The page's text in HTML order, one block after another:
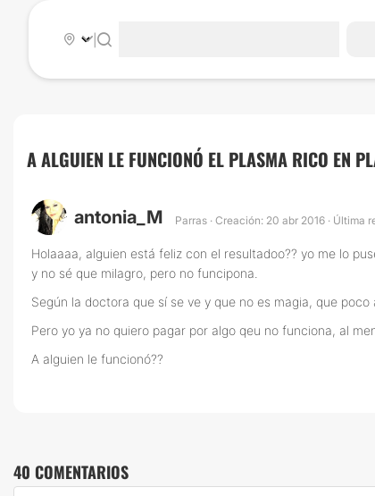
|
A ALGUIEN LE FUNCIONÓ EL PLASMA RICO EN
antonia_M Parras · Creación: 20 abr 2016 · Última
Holaaaa, alguien está feliz con el resultadoo?? yo me lo
y no sé que milagro, pero no funcipona.
Según la doctora que sí se ve y que no es magia, que
Pero yo ya no quiero pagar por algo qeu no funciona, al
A alguien le funcionó??
40 COMENTARIOS